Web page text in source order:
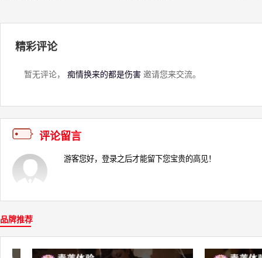
精彩评论
暂无评论， 痴情换来的都是伤害 邀请您来交流。
评论留言
品牌推荐